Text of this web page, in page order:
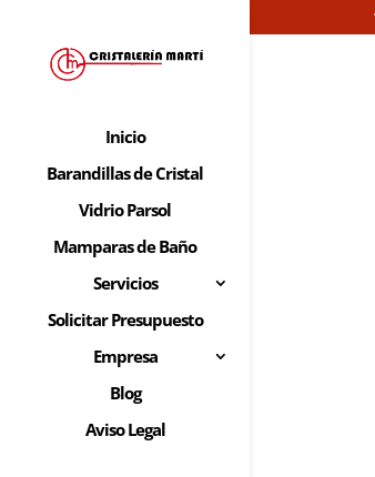
Inicio
Barandillas de Cristal
Vidrio Parsol
Mamparas de Baño
Servicios
Solicitar Presupuesto
Empresa
Blog
Aviso Legal